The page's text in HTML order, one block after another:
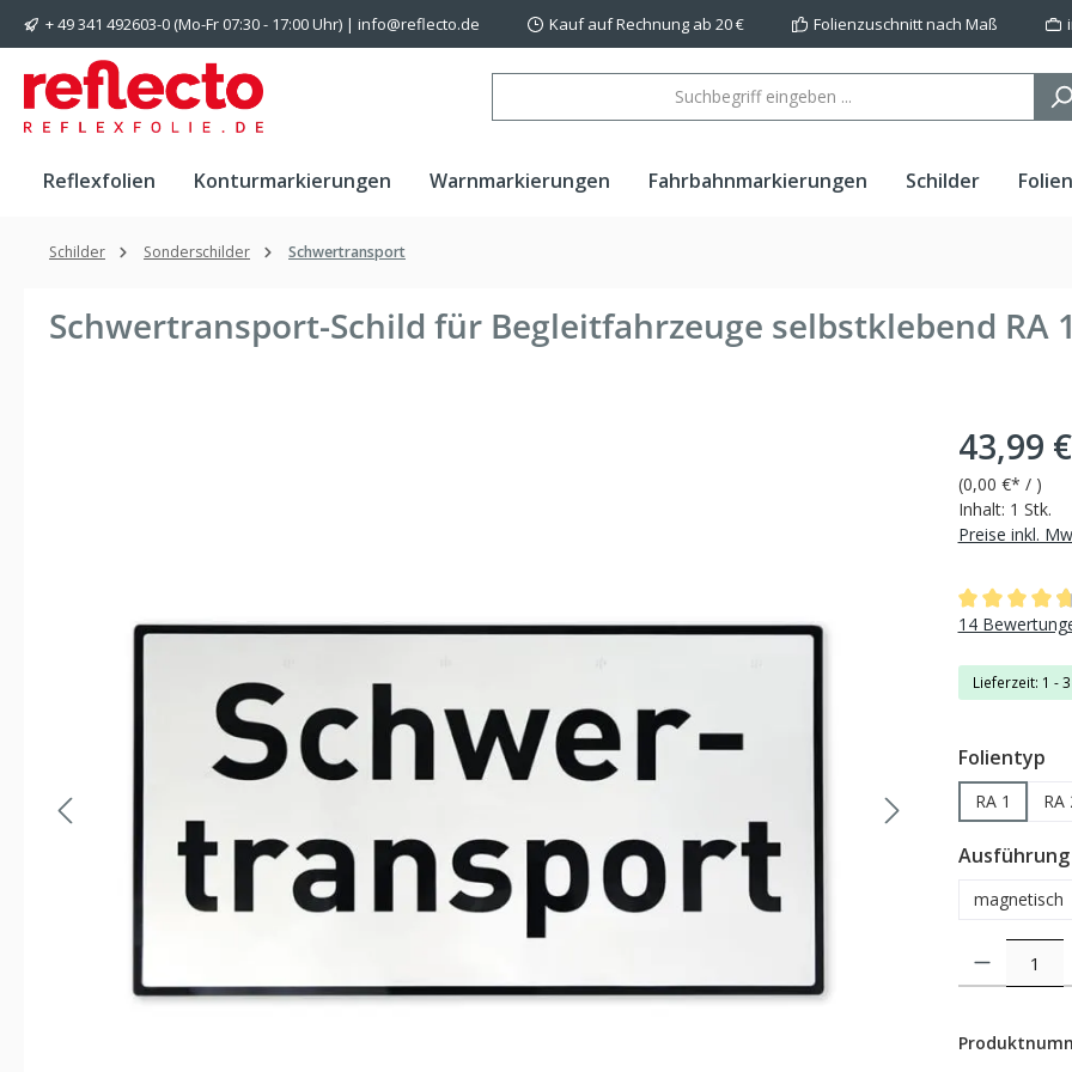
Hauptinhalt springen
Zur Suche springen
Zur Hauptnavigation springen
+ 49 341 492603-0 (Mo-Fr 07:30 - 17:00 Uhr) | info@reflecto.de Kauf auf Rechnung ab 20 € Folienzuschnitt nach Maß
Reflexfolien Konturmarkierungen Warnmarkierungen Fahrbahnmarkierungen Schilder Folien
Schilder Sonderschilder Schwertransport
Schwertransport-Schild für Begleitfahrzeuge selbstklebend RA 1
43,99 €
(0,00 €* / )
Inhalt: 1 Stk.
Preise inkl.
14
Lieferzeit: 1 -
Folientyp
RA 1 RA
Ausführung
magnetisch